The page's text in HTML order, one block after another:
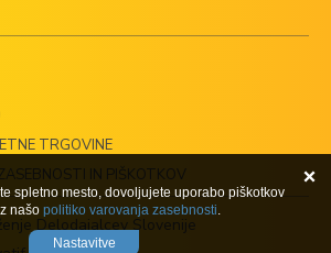
TRGOVINE
IN PIŠKOTKOV
Delodajalcev Slovenije
spletno mesto, dovoljujete uporabo piškotkov
našo politiko varovanja zasebnosti.
Nastavitve